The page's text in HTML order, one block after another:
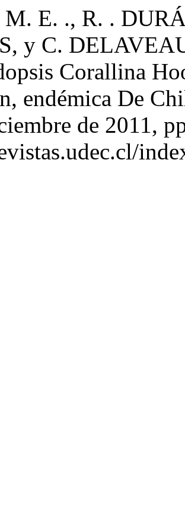
E. ., R. .
y C.
Corallina
endémica De
de 2011,